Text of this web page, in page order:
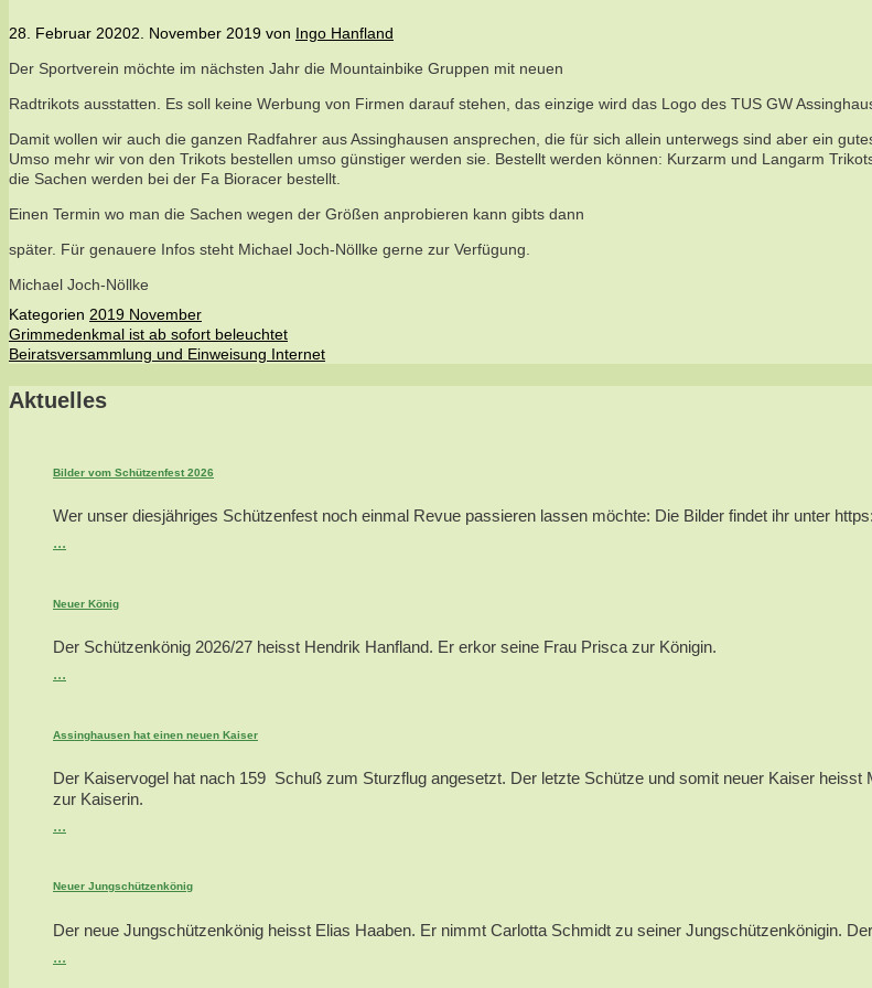
28. Februar 20202. November 2019 von Ingo Hanfland
Der Sportverein möchte im nächsten Jahr die Mountainbike Gruppen mit neuen
Radtrikots ausstatten. Es soll keine Werbung von Firmen darauf stehen, das einzige wird das Logo des TUS GW
Damit wollen wir auch die ganzen Radfahrer aus Assinghausen ansprechen, die für sich allein unterwegs sind aber ein
Umso mehr wir von den Trikots bestellen umso günstiger werden sie. Bestellt werden können: Kurzarm und Langarm
die Sachen werden bei der Fa Bioracer bestellt.
Einen Termin wo man die Sachen wegen der Größen anprobieren kann gibts dann
später. Für genauere Infos steht Michael Joch-Nöllke gerne zur Verfügung.
Michael Joch-Nöllke
Kategorien 2019 November
Grimmedenkmal ist ab sofort beleuchtet
Beiratsversammlung und Einweisung Internet
Aktuelles
Bilder vom Schützenfest 2026
Wer unser diesjähriges Schützenfest noch einmal Revue passieren lassen möchte: Die Bilder findet ihr unter
...
Neuer König
Der Schützenkönig 2026/27 heisst Hendrik Hanfland. Er erkor seine Frau Prisca zur Königin.
...
Assinghausen hat einen neuen Kaiser
Der Kaiservogel hat nach 159 Schuß zum Sturzflug angesetzt. Der letzte Schütze und somit neuer Kaiser
zur Kaiserin.
...
Neuer Jungschützenkönig
Der neue Jungschützenkönig heisst Elias Haaben. Er nimmt Carlotta Schmidt zu seiner Jungschützenkönigin.
...